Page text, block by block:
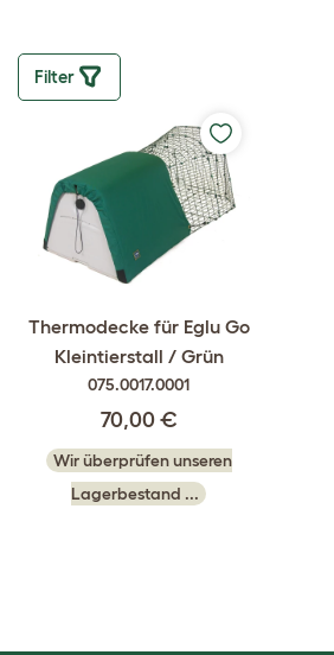
Filter
Thermodecke für Eglu Go
Kleintierstall / Grün
075.0017.0001
70,00 €
Wir überprüfen unseren
Lagerbestand ...